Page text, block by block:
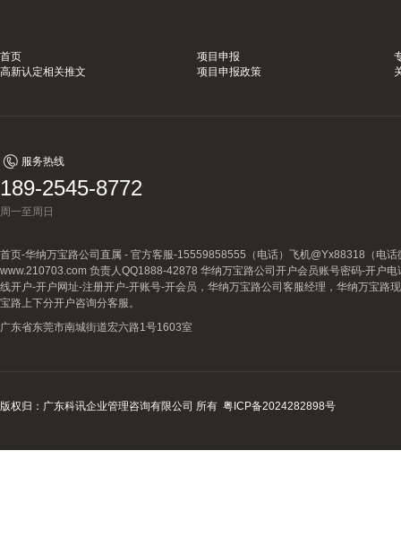
首页 项目申报
高新认定相关推文
项目申报政策
服务热线
189-2545-8772
周一至周日
首页-华纳万宝路公司直属 - 官方客服-15559858555（电话）飞机@Yx88318（电
www.210703.com 负责人QQ1888-42878 华纳万宝路公司开户会员账号密码-开户
线开户-开户网址-注册开户-开账号-开会员，华纳万宝路公司客服经理，华纳万宝路
宝路上下分开户咨询分客服。
广东省东莞市南城街道宏六路1号1603室
版权归：广东科讯企业管理咨询有限公司 所有 粤ICP备2024282898号